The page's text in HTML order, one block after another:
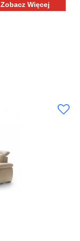
Zobacz Więcej